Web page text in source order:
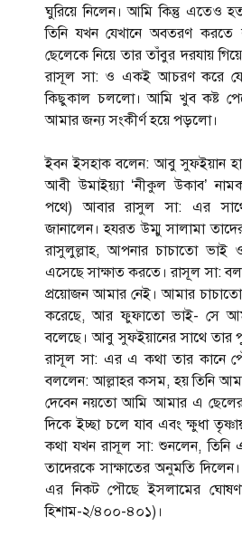
ঘুরিয়ে নিলেন। আমি কিন্তু এতেও
তিনি যখন যেখানে অবতরণ
ছেলেকে নিয়ে তার তাঁবুর দরযায়
রাসূল সা: ও একই আচরণ করে
কিছুকাল চললো। আমি খুব কষ্ট
আমার জন্য সংকীর্ণ হয়ে পড়লো।
ইবন ইসহাক বলেন: আবু সুফইয়ান
আবী উমাইয়্যা ‘নীকুল উকাব’ নামক
পথে) আবার রাসুল সা: এর
জানালেন। হযরত উম্মু সালামা
রাসুলুল্লাহ, আপনার চাচাতো
এসেছে সাক্ষাত করতে। রাসূল সা:
প্রয়োজন আমার নেই। আমার চাচাতো
করেছে, আর ফুফাতো ভাই- সে
বলেছে। আবু সুফইয়ানের সাথে তার
রাসূল সা: এর এ কথা তার কানে
বললেন: আল্লাহর কসম, হয় তিনি
দেবেন নয়তো আমি আমার এ ছেলের
দিকে ইচ্ছা চলে যাব এবং ক্ষুধা
কথা যখন রাসূল সা: শুনলেন,
তাদেরকে সাক্ষাতের অনুমতি
এর নিকট পৌছে ইসলামের
হিশাম-২/৪০০-৪০১)।